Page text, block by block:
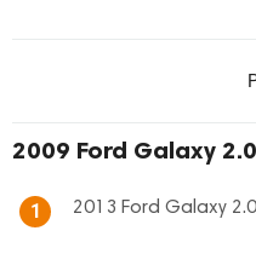
2009 Ford Galaxy
1 2013 Ford Galaxy